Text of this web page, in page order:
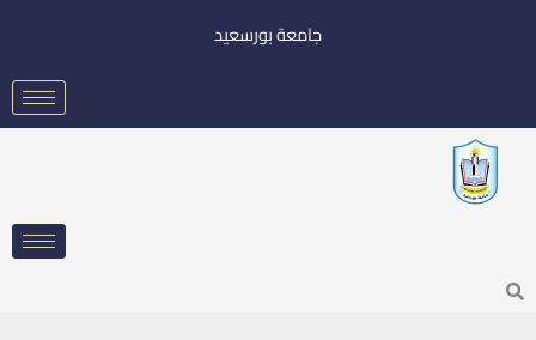
جامعة بورسعيد
Search